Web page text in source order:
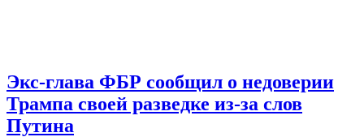
Экс-глава ФБР сообщил о недоверии
Трампа своей разведке из-за слов
Путина